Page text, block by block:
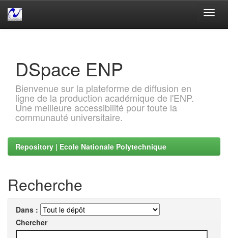
DSpace ENP
Bienvenue sur la plateforme de diffusion en
ligne de la production académique de l'ENP.
Une meilleure accessibilité pour toute la
communauté universitaire.
Repository | Ecole Nationale Polytechnique
Recherche
Dans :
Chercher